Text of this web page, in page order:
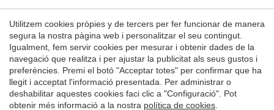
Política de Cookies
© 1998 - 2026
Petits Grans Hotels de Catalunya
byiEstrategic
Utilitzem cookies pròpies y de tercers per fer funcionar de manera
segura la nostra pàgina web i personalitzar el seu contingut.
Igualment, fem servir cookies per mesurar i obtenir dades de la
navegació que realitza i per ajustar la publicitat als seus gustos i
preferències. Premi el botó "Acceptar totes" per confirmar que ha
llegit i acceptat l'informació presentada. Per administrar o
deshabilitar aquestes cookies faci clic a "Configuració". Pot
obtenir més informació a la nostra política de cookies